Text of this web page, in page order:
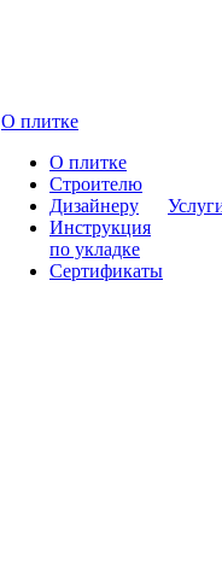
О плитке
О плитке
Строителю
Дизайнеру
Инструкция
по укладке
Сертификаты